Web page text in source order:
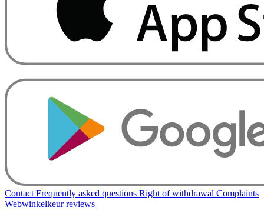
Contact Frequently asked questions Right of withdrawal Complaints
Webwinkelkeur reviews